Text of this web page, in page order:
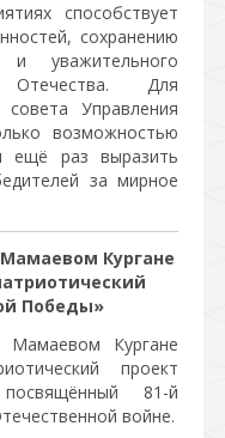
способствует
сохранению
и уважительного
Для
Управления
возможностью
ещё раз выразить
за мирное
Кургане
Победы»
Кургане
проект
81-й
войне.